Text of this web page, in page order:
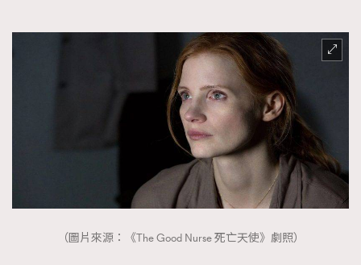
（圖片來源：《The Good Nurse 死亡天使》劇照）